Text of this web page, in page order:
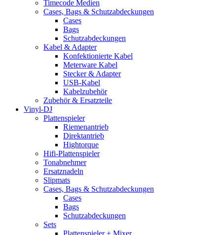
Timecode Medien
Cases, Bags & Schutzabdeckungen
Cases
Bags
Schutzabdeckungen
Kabel & Adapter
Konfektionierte Kabel
Meterware Kabel
Stecker & Adapter
USB-Kabel
Kabelzubehör
Zubehör & Ersatzteile
Vinyl-DJ
Plattenspieler
Riemenantrieb
Direktantrieb
Hightorque
Hifi-Plattenspieler
Tonabnehmer
Ersatznadeln
Slipmats
Cases, Bags & Schutzabdeckungen
Cases
Bags
Schutzabdeckungen
Sets
Plattenspieler + Mixer